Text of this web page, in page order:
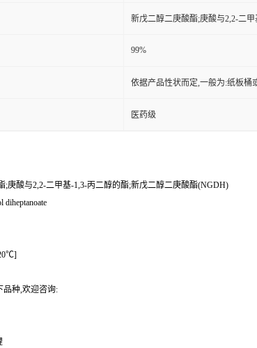
新戊二醇二庚酸酯;庚酸与2,2-二
99%
依据产品性状而定,一般为:纸板桶
医药级
;庚酸与2,2-二甲基-1,3-丙二醇的酯;新戊二醇二庚酸酯(NGDH)
diheptanoate
品种,欢迎咨询: